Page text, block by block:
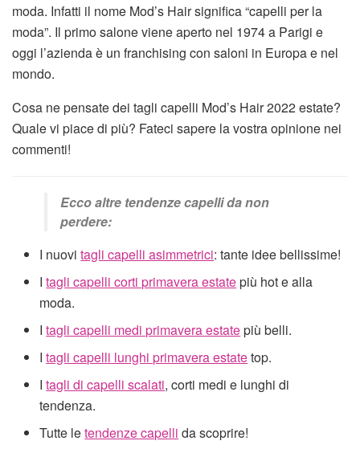
moda. Infatti il nome Mod’s Hair significa “capelli per la
moda”. Il primo salone viene aperto nel 1974 a Parigi e
oggi l’azienda è un franchising con saloni in Europa e nel
mondo.
Cosa ne pensate dei tagli capelli Mod’s Hair 2022 estate?
Quale vi piace di più? Fateci sapere la vostra opinione nei
commenti!
Ecco altre tendenze capelli da non
perdere:
I nuovitagli capelli asimmetrici: tante idee bellissime!
Itagli capelli corti primavera estatepiù hot e alla
moda.
Itagli capelli medi primavera estatepiù belli.
Itagli capelli lunghi primavera estatetop.
Itagli di capelli scalati, corti medi e lunghi di
tendenza.
Tutte letendenze capelli da scoprire!